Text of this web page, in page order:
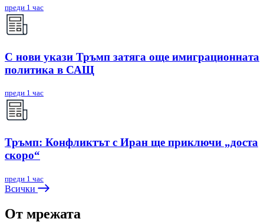
преди 1 час
С нови укази Тръмп затяга още имиграционната
политика в САЩ
преди 1 час
Тръмп: Конфликтът с Иран ще приключи „доста
скоро“
преди 1 час
Всички
От мрежата